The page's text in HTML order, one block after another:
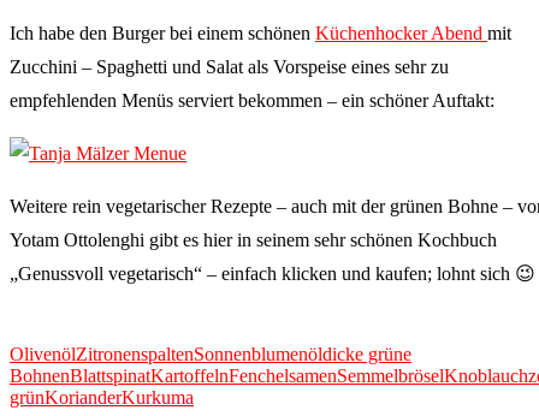
Ich habe den Burger bei einem schönen Küchenhocker Abend mit
Zucchini – Spaghetti und Salat als Vorspeise eines sehr zu
empfehlenden Menüs serviert bekommen – ein schöner Auftakt:
Weitere rein vegetarischer Rezepte – auch mit der grünen Bohne –
Yotam Ottolenghi gibt es hier in seinem sehr schönen Kochbuch
„Genussvoll vegetarisch“ – einfach klicken und kaufen; lohnt sich 😉
OlivenölZitronenspaltenSonnenblumenöldicke grüne
BohnenBlattspinatKartoffelnFenchelsamenSemmelbrösel
grünKorianderKurkuma